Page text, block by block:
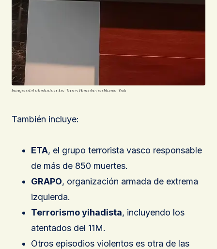
Imagen del atentado a las Torres Gemelas en Nueva York
También incluye:
ETA, el grupo terrorista vasco responsable
de más de 850 muertes.
GRAPO, organización armada de extrema
izquierda.
Terrorismo yihadista, incluyendo los
atentados del 11M.
Otros episodios violentos es otra de las